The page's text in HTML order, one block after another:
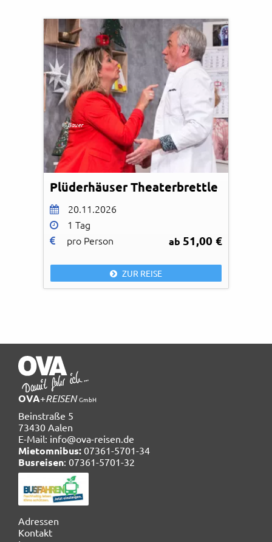
© Bauer
Plüderhäuser Theaterbrettle
20.11.2026
1 Tag
pro Person
ab 51,00 €
ZUR REISE
OVA+REISEN GmbH
Beinstraße 5
73430 Aalen
E-Mail: info@ova-reisen.de
Mietomnibus: 07361-5701-34
Busreisen: 07361-5701-32
Navigation
überspringen
Adressen
Kontakt